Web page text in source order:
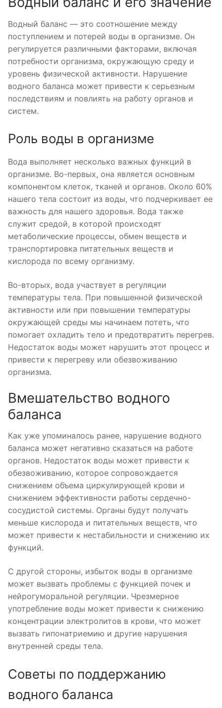
Водный баланс — это соотношение между
поступлением и потерей воды в организме. Он
регулируется различными факторами, включая
потребности организма, окружающую среду и
уровень физической активности. Нарушение
водного баланса может привести к серьезным
последствиям и повлиять на работу органов и
систем.
Роль воды в организме
Вода выполняет несколько важных функций в
организме. Во-первых, она является основным
компонентом клеток, тканей и органов. Около 60%
нашего тела состоит из воды, что подчеркивает ее
важность для нашего здоровья. Вода также
служит средой, в которой происходят
метаболические процессы, обмен веществ и
транспортировка питательных веществ и
кислорода по всему организму.
Во-вторых, вода участвует в регуляции
температуры тела. При повышенной физической
активности или при повышении температуры
окружающей среды мы начинаем потеть, что
помогает охладить тело и предотвратить перегрев.
Недостаток воды может нарушить этот процесс и
привести к перегреву или обезвоживанию
организма.
Вмешательство водного
баланса
Как уже упоминалось ранее, нарушение водного
баланса может негативно сказаться на работе
органов. Недостаток воды может привести к
обезвоживанию, которое сопровождается
снижением объема циркулирующей крови и
снижением эффективности работы сердечно-
сосудистой системы. Органы будут получать
меньше кислорода и питательных веществ, что
может привести к нестабильности и снижению их
функций.
С другой стороны, избыток воды в организме
может вызвать проблемы с функцией почек и
нейрогуморальной регуляции. Чрезмерное
употребление воды может привести к снижению
концентрации электролитов в крови, что может
вызвать гипонатриемию и другие нарушения
внутренней среды тела.
Советы по поддержанию
водного баланса